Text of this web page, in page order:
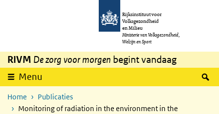
Overslaan en naar de inhoud gaan
Rijksinstituut voor
Volksgezondheid
en Milieu
Ministerie van Volksgezondheid,
Welzijn en Sport
RIVM De zorg voor morgen begint vandaag
Menu
Home
Publicaties
Monitoring of radiation in the environment in the